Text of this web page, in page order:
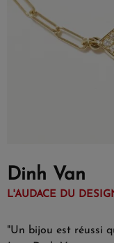
Dinh Van
L'AUDACE DU
"Un bijou est réussi